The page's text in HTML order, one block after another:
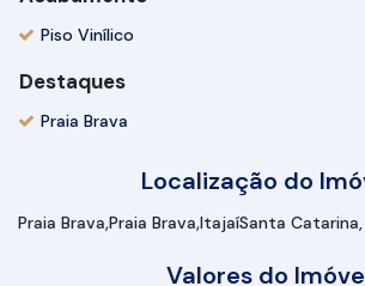
Piso Vinílico
Destaques
Praia Brava
Localização do
Praia Brava Praia Brava ItajaíSanta Catarina,
Valores do